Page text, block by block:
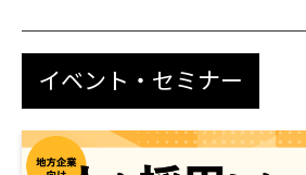
イベント・セミナー